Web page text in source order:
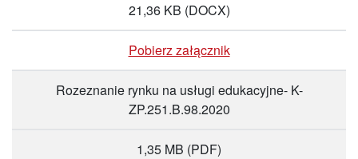
21,36 KB (DOCX)
Pobierz załącznik
Rozeznanie rynku na usługi edukacyjne- K-
ZP.251.B.98.2020
1,35 MB (PDF)